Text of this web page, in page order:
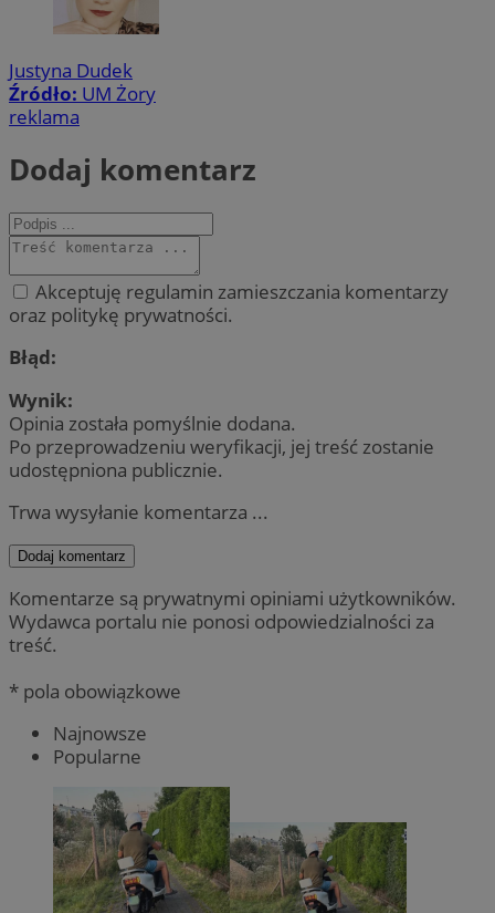
Justyna Dudek
Źródło: UM Żory
reklama
Dodaj komentarz
Akceptuję regulamin zamieszczania komentarzy
oraz politykę prywatności.
Błąd:
Wynik:
Opinia została pomyślnie dodana.
Po przeprowadzeniu weryfikacji, jej treść zostanie
udostępniona publicznie.
Trwa wysyłanie komentarza ...
Dodaj komentarz
Komentarze są prywatnymi opiniami użytkowników.
Wydawca portalu nie ponosi odpowiedzialności za
treść.
* pola obowiązkowe
Najnowsze
Popularne